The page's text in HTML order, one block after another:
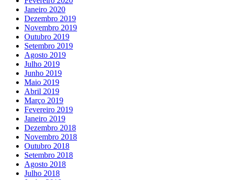
Janeiro 2020
Dezembro 2019
Novembro 2019
Outubro 2019
Setembro 2019
Agosto 2019
Julho 2019
Junho 2019
Maio 2019
Abril 2019
Março 2019
Fevereiro 2019
Janeiro 2019
Dezembro 2018
Novembro 2018
Outubro 2018
Setembro 2018
Agosto 2018
Julho 2018